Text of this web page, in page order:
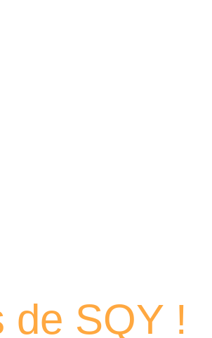
de SQY !